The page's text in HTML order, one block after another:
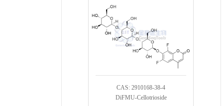
CAS: 2910168-38-4
DiFMU-Cellotrioside